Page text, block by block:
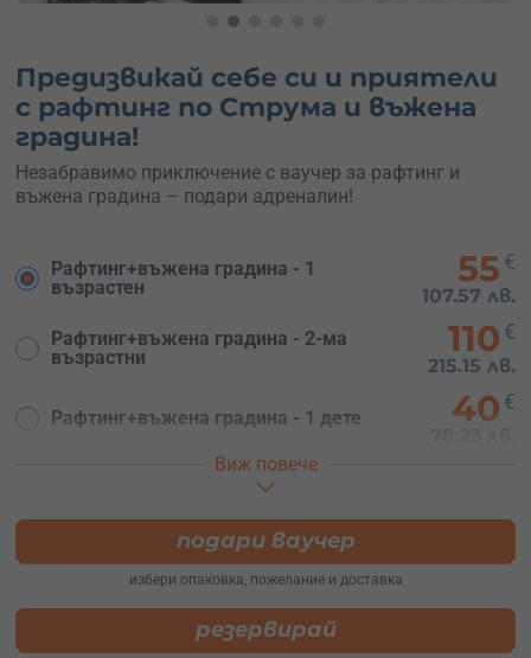
Предизвикай себе си и приятели
с рафтинг по Струма и въжена
градина!
Незабравимо приключение с ваучер за рафтинг и
въжена градина – подари адреналин!
Рафтинг+въжена градина - 1
възрастен
55 €
107.57 лв.
Рафтинг+въжена градина - 2-ма
възрастни
110 €
215.15 лв.
Рафтинг+въжена градина - 1 дете 40 €
Рафтинг+въжена градина - 1
Рафтинг+въжена градина - 2-ма
възрастни+1 дете
Рафтинг+въжена градина - 2-ма
възрастни+2 деца
190€
371.60 лв.
Виж повече
подари ваучер
избери опаковка, пожелание и доставка
резервирай